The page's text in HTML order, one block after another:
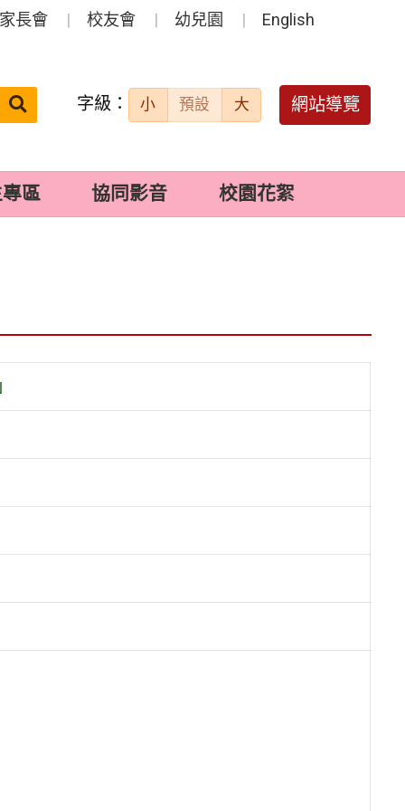
家長會 校友會 幼兒園 English
搜
送出 字級： 小 預設 大 網站導覽
區 協同影音 校園花絮